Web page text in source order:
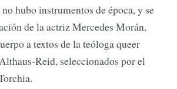
hubo instrumentos de época, y se
de la actriz Mercedes Morán,
a textos de la teóloga queer
Reid, seleccionados por el